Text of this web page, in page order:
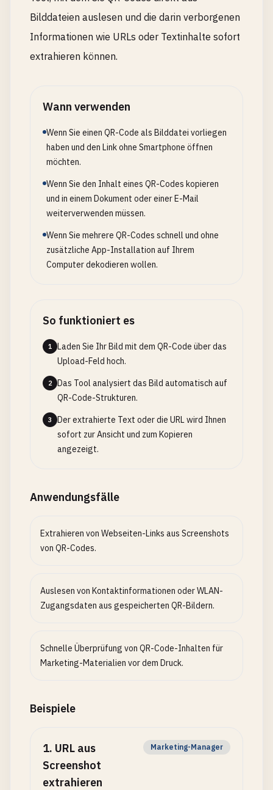
Bilddateien auslesen und die darin verborgenen
Informationen wie URLs oder Textinhalte sofort
extrahieren können.
Wann verwenden
Wenn Sie einen QR-Code als Bilddatei vorliegen
haben und den Link ohne Smartphone öffnen
möchten.
Wenn Sie den Inhalt eines QR-Codes kopieren
und in einem Dokument oder einer E-Mail
weiterverwenden müssen.
Wenn Sie mehrere QR-Codes schnell und ohne
zusätzliche App-Installation auf Ihrem
Computer dekodieren wollen.
So funktioniert es
1
Laden Sie Ihr Bild mit dem QR-Code über das
Upload-Feld hoch.
2
Das Tool analysiert das Bild automatisch auf
QR-Code-Strukturen.
3
Der extrahierte Text oder die URL wird Ihnen
sofort zur Ansicht und zum Kopieren
angezeigt.
Anwendungsfälle
Extrahieren von Webseiten-Links aus Screenshots
von QR-Codes.
Auslesen von Kontaktinformationen oder WLAN-
Zugangsdaten aus gespeicherten QR-Bildern.
Schnelle Überprüfung von QR-Code-Inhalten für
Marketing-Materialien vor dem Druck.
Beispiele
1. URL aus
Screenshot
extrahieren
Marketing-Manager